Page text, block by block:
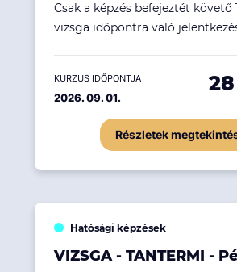
Csak a képzés befejeztét követő
vizsga időpontra való
KURZUS IDŐPONTJA
2026. 09. 01.
Részletek
Hatósági képzések
VIZSGA - TANTERMI -